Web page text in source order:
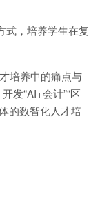
，培养学生在复
培养中的痛点与
发“AI+会计”“区
的数智化人才培